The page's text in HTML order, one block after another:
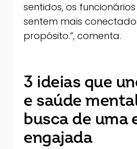
sentidos, os
sentem mais
propósito.”, comenta.
3 ideias que
e saúde
busca de uma
engajada